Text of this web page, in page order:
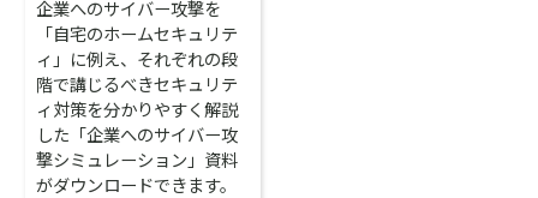
企業へのサイバー攻撃を
「自宅のホームセキュリテ
ィ」に例え、それぞれの段
階で講じるべきセキュリテ
ィ対策を分かりやすく解説
した「企業へのサイバー攻
撃シミュレーション」資料
がダウンロードできます。